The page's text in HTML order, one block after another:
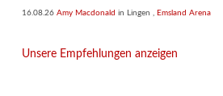
16.08.26 Amy Macdonald in Lingen , Emsland Arena
Unsere Empfehlungen anzeigen